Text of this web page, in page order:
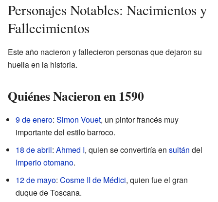
Personajes Notables: Nacimientos y
Fallecimientos
Este año nacieron y fallecieron personas que dejaron su
huella en la historia.
Quiénes Nacieron en 1590
9 de enero: Simon Vouet, un pintor francés muy
importante del estilo barroco.
18 de abril: Ahmed I, quien se convertiría en sultán del
Imperio otomano.
12 de mayo: Cosme II de Médici, quien fue el gran
duque de Toscana.